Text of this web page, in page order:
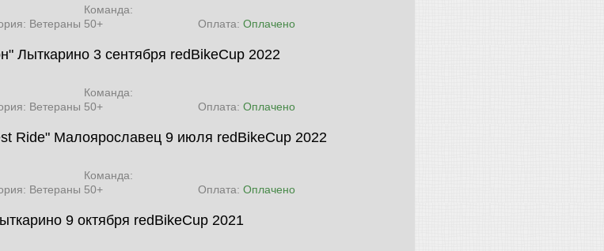
Команда:
Ветераны 50+ Оплата: Оплачено
Лыткарино 3 сентября redBikeCup 2022
Команда:
Ветераны 50+ Оплата: Оплачено
Ride" Малоярославец 9 июля redBikeCup 2022
Команда:
Ветераны 50+ Оплата: Оплачено
9 октября redBikeCup 2021